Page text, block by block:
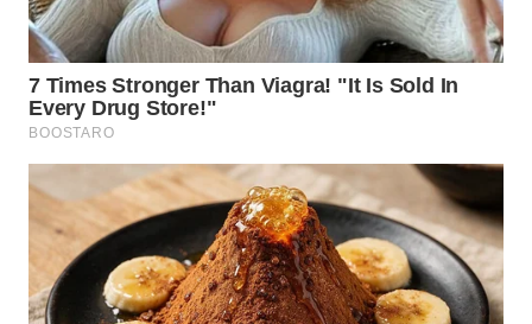
TEBING
TINGGI
WN
PAKPAK
KARAWANG
WN
BEKASI